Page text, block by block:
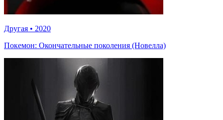
Другая • 2020
Покемон: Окончательные поколения (Новелла)